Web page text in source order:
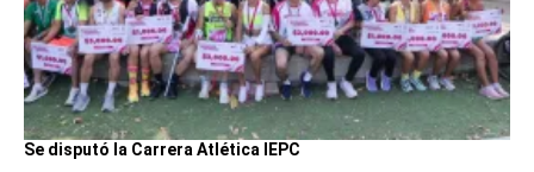
Se disputó la Carrera Atlética IEPC